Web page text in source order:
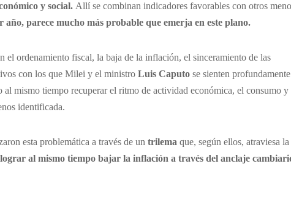
y social. Allí se combinan indicadores favorables con otros
parece mucho más probable que emerja en este plano.
el ordenamiento fiscal, la baja de la inflación, el sinceramiento de las
con los que Milei y el ministro Luis Caputo se sienten profundamente
al mismo tiempo recuperar el ritmo de actividad económica, el consumo y
identificada.
esta problemática a través de un trilema que, según ellos, atraviesa la
al mismo tiempo bajar la inflación a través del anclaje